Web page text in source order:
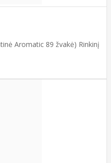
Aromatic 89 žvakė) Rinkinį